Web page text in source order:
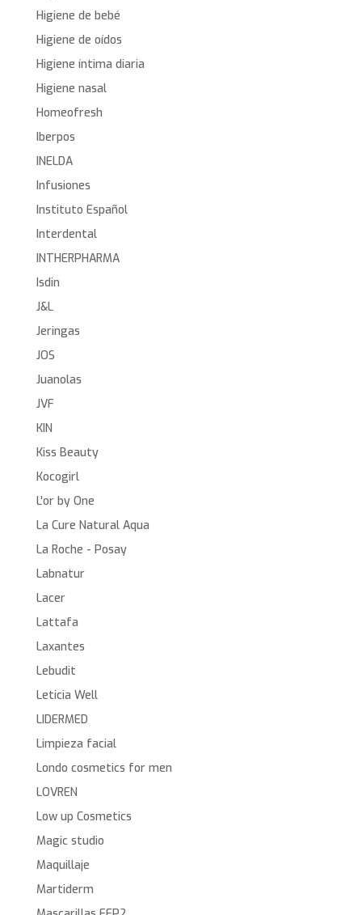
Higiene de bebé
Higiene de oídos
Higiene íntima diaria
Higiene nasal
Homeofresh
Iberpos
INELDA
Infusiones
Instituto Español
Interdental
INTHERPHARMA
Isdin
J&L
Jeringas
JOS
Juanolas
JVF
KIN
Kiss Beauty
Kocogirl
L'or by One
La Cure Natural Aqua
La Roche - Posay
Labnatur
Lacer
Lattafa
Laxantes
Lebudit
Leticia Well
LIDERMED
Limpieza facial
Londo cosmetics for men
LOVREN
Low up Cosmetics
Magic studio
Maquillaje
Martiderm